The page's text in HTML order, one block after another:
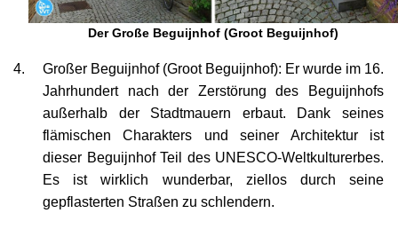
Der Große Beguijnhof (Groot Beguijnhof)
Jahrhundert nach der Zerstörung des Beguijnhofs
außerhalb der Stadtmauern erbaut. Dank seines
flämischen Charakters und seiner Architektur ist
dieser Beguijnhof Teil des UNESCO-Weltkulturerbes.
Es ist wirklich wunderbar, ziellos durch seine
gepflasterten Straßen zu schlendern.